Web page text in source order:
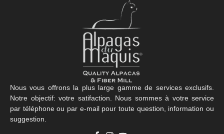
Nous vous offrons la plus large gamme de services exclusifs.
Notre objectif: votre satifaction. Nous sommes à votre service
par téléphone ou par e-mail pour toute question, information ou
suggestion.